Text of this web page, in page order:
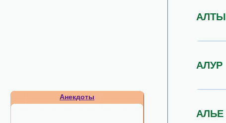
Анекдоты
АЛТЫ
АЛУР
АЛЬЕ